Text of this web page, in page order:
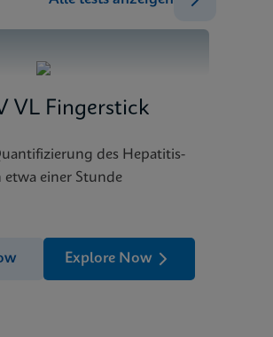
VL Fingerstick
des Hepatitis-
etwa einer Stunde
Explore Now